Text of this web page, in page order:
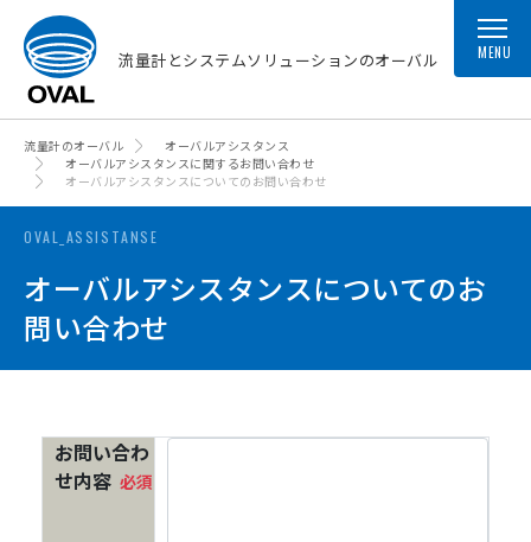
流量計とシステムソリューションのオーバル MENU
流量計のオーバル
オーバルアシスタンス
オーバルアシスタンスに関するお問い合わせ
オーバルアシスタンスについてのお問い合わせ
OVAL_ASSISTANSE
オーバルアシスタンスについてのお
問い合わせ